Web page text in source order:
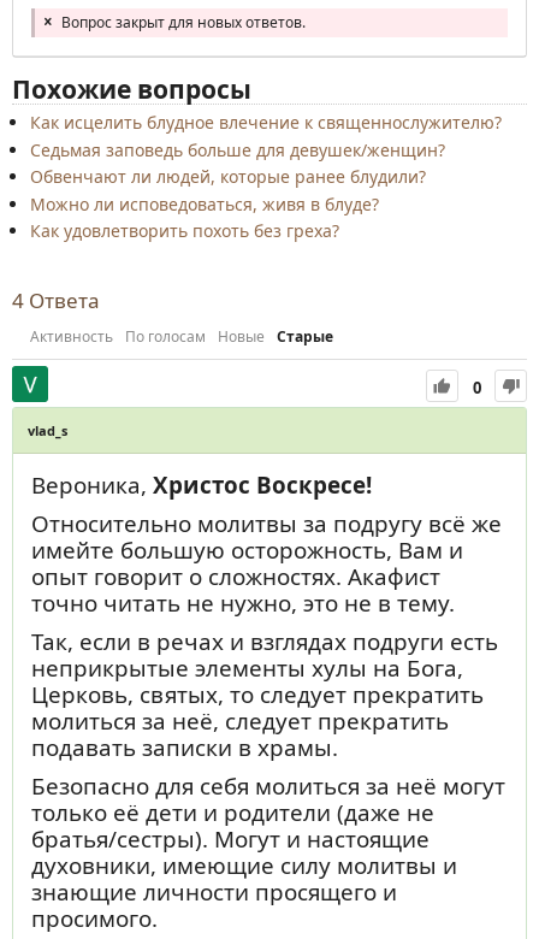
Вопрос закрыт для новых ответов.
Похожие вопросы
Как исцелить блудное влечение к священнослужителю?
Седьмая заповедь больше для девушек/женщин?
Обвенчают ли людей, которые ранее блудили?
Можно ли исповедоваться, живя в блуде?
Как удовлетворить похоть без греха?
4 Ответа
Активность По голосам Новые Старые
0
vlad_s
Вероника, Христос Воскресе!
Относительно молитвы за подругу всё же
имейте большую осторожность, Вам и
опыт говорит о сложностях. Акафист
точно читать не нужно, это не в тему.
Так, если в речах и взглядах подруги есть
неприкрытые элементы хулы на Бога,
Церковь, святых, то следует прекратить
молиться за неё, следует прекратить
подавать записки в храмы.
Безопасно для себя молиться за неё могут
только её дети и родители (даже не
братья/сестры). Могут и настоящие
духовники, имеющие силу молитвы и
знающие личности просящего и
просимого.